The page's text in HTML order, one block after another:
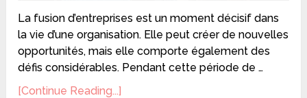
La fusion d’entreprises est un moment décisif dans
la vie d’une organisation. Elle peut créer de nouvelles
opportunités, mais elle comporte également des
défis considérables. Pendant cette période de …
[Continue Reading...]